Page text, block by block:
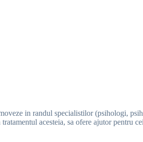
in randul specialistilor (psihologi,
acesteia, sa ofere ajutor pentru